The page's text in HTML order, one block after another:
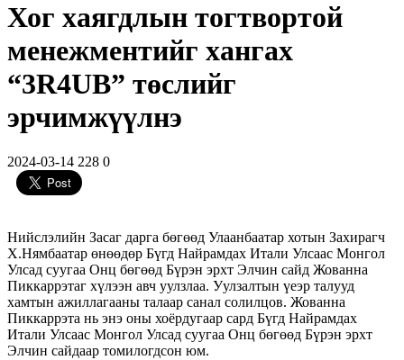
Хог хаягдлын тогтвортой
менежментийг хангах
“3R4UB” төслийг
эрчимжүүлнэ
2024-03-14 228 0
Нийслэлийн Засаг дарга бөгөөд Улаанбаатар хотын Захирагч
Х.Нямбаатар өнөөдөр Бүгд Найрамдах Итали Улсаас Монгол
Улсад суугаа Онц бөгөөд Бүрэн эрхт Элчин сайд Жованна
Пиккаррэтаг хүлээн авч уулзлаа. Уулзалтын үеэр талууд
хамтын ажиллагааны талаар санал солилцов. Жованна
Пиккаррэта нь энэ оны хоёрдугаар сард Бүгд Найрамдах
Итали Улсаас Монгол Улсад суугаа Онц бөгөөд Бүрэн эрхт
Элчин сайдаар томилогдсон юм.